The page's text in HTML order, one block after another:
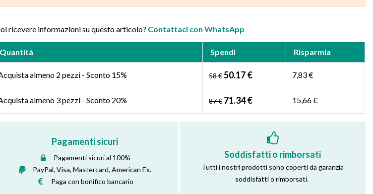
ricevere informazioni su questo articolo? Contattaci con WhatsApp
Quantità Spendi Risparmia
almeno 2 pezzi - Sconto 15% 58 €50.17 € 7,83 €
almeno 3 pezzi - Sconto 20% 87 € 71.34 € 15,66 €
Pagamenti sicuri
Pagamenti sicuri al 100%
PayPal, Visa, Mastercard, American Ex.
Paga con bonifico bancario
Soddisfatti o rimborsati
Tutti i nostri prodotti sono coperti da garanzia
soddisfatti o rimborsati.